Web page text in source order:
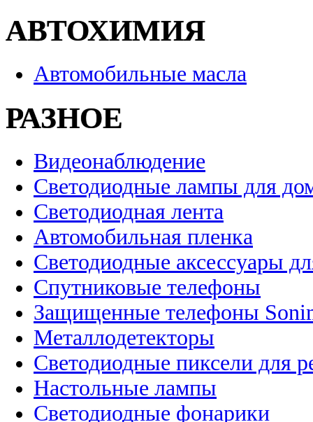
АВТОХИМИЯ
Автомобильные масла
РАЗНОЕ
Видеонаблюдение
Светодиодные лампы для
Светодиодная лента
Автомобильная пленка
Светодиодные аксессуары
Спутниковые телефоны
Защищенные телефоны
Металлодетекторы
Светодиодные пиксели для
Настольные лампы
Светодиодные фонарики